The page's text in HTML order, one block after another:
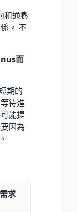
和通膨
。 不
而
期的
待進
能提
因為
求